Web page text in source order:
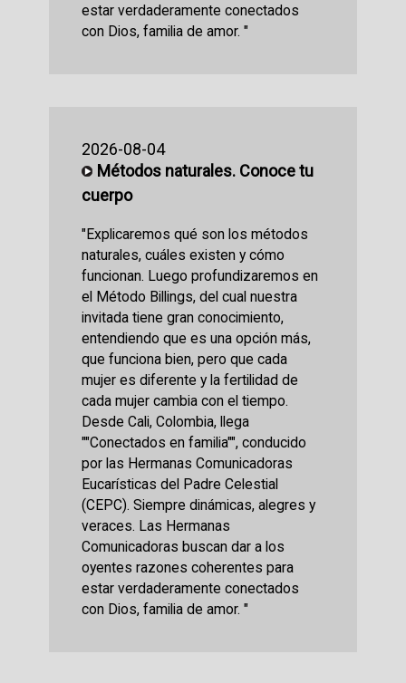
estar verdaderamente conectados
con Dios, familia de amor. "
2026-08-04
Métodos naturales. Conoce tu
cuerpo
"Explicaremos qué son los métodos
naturales, cuáles existen y cómo
funcionan. Luego profundizaremos en
el Método Billings, del cual nuestra
invitada tiene gran conocimiento,
entendiendo que es una opción más,
que funciona bien, pero que cada
mujer es diferente y la fertilidad de
cada mujer cambia con el tiempo.
Desde Cali, Colombia, llega
""Conectados en familia"", conducido
por las Hermanas Comunicadoras
Eucarísticas del Padre Celestial
(CEPC). Siempre dinámicas, alegres y
veraces. Las Hermanas
Comunicadoras buscan dar a los
oyentes razones coherentes para
estar verdaderamente conectados
con Dios, familia de amor. "